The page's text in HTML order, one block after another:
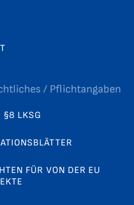
/ Pflichtangaben
§8 LKSG
FÜR VON DER EU